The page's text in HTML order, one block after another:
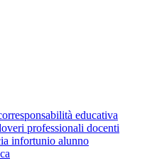
educativa
professionali docenti
infortunio alunno